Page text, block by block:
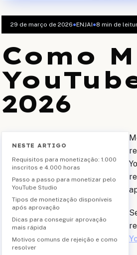
29 de março de 2026●ENJAI●8 min de
Como
2026
NESTE ARTIGO
Requisitos para monetização: 1.000
inscritos e 4.000 horas
Passo a passo para monetizar pelo
YouTube Studio
Tipos de monetização disponíveis
após aprovação
Dicas para conseguir aprovação
mais rápida
Motivos comuns de rejeição e como
resolver